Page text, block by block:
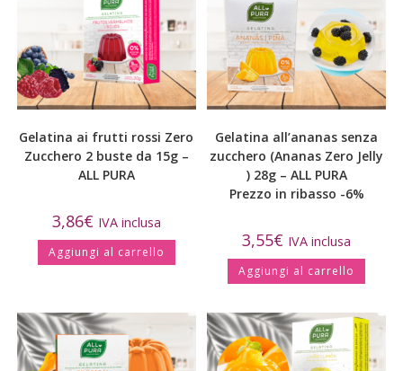
Gelatina ai frutti rossi Zero
Zucchero 2 buste da 15g –
ALL PURA
3,86€ IVA inclusa
Aggiungi al carrello
Gelatina all’ananas senza
zucchero (Ananas Zero Jelly
) 28g – ALL PURA
Prezzo in ribasso -6%
3,55€ IVA inclusa
Aggiungi al carrello